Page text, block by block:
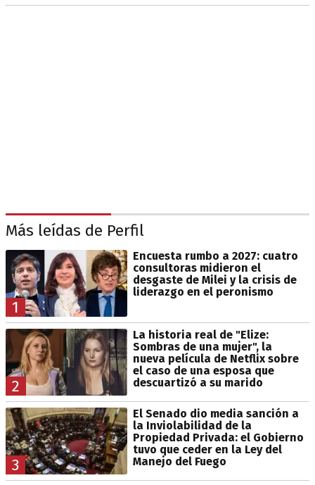
Más leídas de Perfil
1
Encuesta rumbo a 2027: cuatro
consultoras midieron el
desgaste de Milei y la crisis de
liderazgo en el peronismo
2
La historia real de "Elize:
Sombras de una mujer", la
nueva película de Netflix sobre
el caso de una esposa que
descuartizó a su marido
3
El Senado dio media sanción a
la Inviolabilidad de la
Propiedad Privada: el Gobierno
tuvo que ceder en la Ley del
Manejo del Fuego